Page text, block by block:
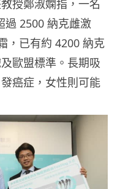
授鄭淑嫻指，一名
過 2500 納克雌激
，已有約 4200 納克
歐盟標準。長期吸
癌症，女性則可能